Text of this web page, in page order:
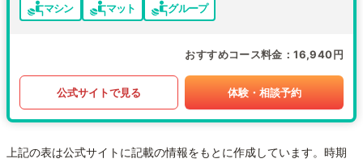
マシン マット グループ
おすすめコース料金 16,940円
公式サイトで見る 体験・相談予約
上記の表は公式サイトに記載の情報をもとに作成しています。時期